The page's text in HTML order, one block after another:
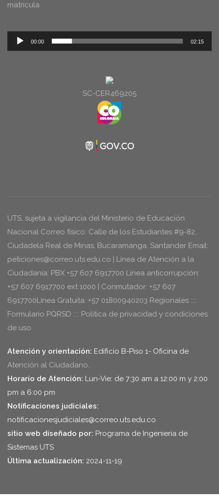
matrícula
Reproductor
de
00:00 02:15
SC-CER469205
UTS, sujeta a vigilancia del Ministerio de Educación
Nacional Correo físico: Calle de los Estudiantes #9-82,
Ciudadela Real de Minas, Bucaramanga, Santander Email:
peticiones@correo.uts.edu.co | Línea de Atención a la
Ciudadanía: PBX +57 607 6917700 Línea anticorrupción:
+57 607 6917700 ext 1000 | Conmutador: +57 607
6917700Línea Gratuita: +57 01800940203 Regionales ::::
Formulario PQRSD :::: Política de privacidad y condiciones
de uso
Atención y orientación: Edificio B-Piso 1- Oficina de
Atención al Ciudadano.
Horario de Atención: Lun-Vie: de 7:30 am a 12:00 m y 2:00
pm a 6:00 pm
Notificaciones judiciales:
notificacionesjudiciales@correo.uts.edu.co
sitio web diseñado por: Programa de Ingeniería de
Sistemas UTS
Última actualización: 2024-11-19